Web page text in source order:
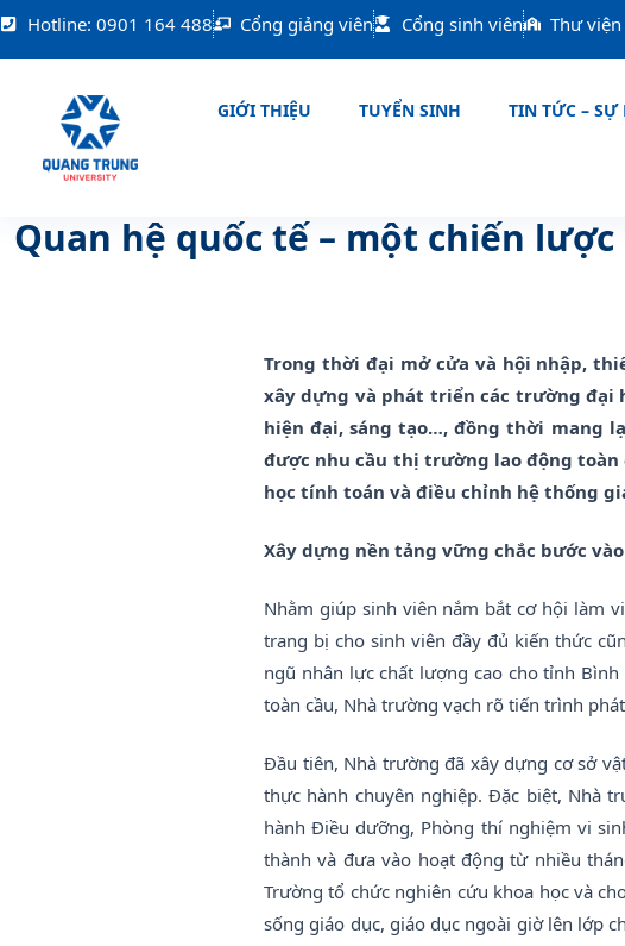
NhảyHotline: 0901 164 488 Cổng giảng viên Cổng sinh viên Thư viện
GIỚI THIỆU TUYỂN SINH TIN TỨC – SỰ
Quan hệ quốc tế – một chiến
Trong thời đại mở cửa và hội nhập,
xây dựng và phát triển các trường đại
hiện đại, sáng tạo…, đồng thời mang
được nhu cầu thị trường lao động
học tính toán và điều chỉnh hệ thống
Xây dựng nền tảng vững chắc bước
Nhằm giúp sinh viên nắm bắt cơ hội làm
trang bị cho sinh viên đầy đủ kiến thức
ngũ nhân lực chất lượng cao cho tỉnh
toàn cầu, Nhà trường vạch rõ tiến trình
Đầu tiên, Nhà trường đã xây dựng cơ sở
thực hành chuyên nghiệp. Đặc biệt, Nhà
hành Điều dưỡng, Phòng thí nghiệm vi
thành và đưa vào hoạt động từ nhiều
Trường tổ chức nghiên cứu khoa học và
sống giáo dục, giáo dục ngoài giờ lên lớp